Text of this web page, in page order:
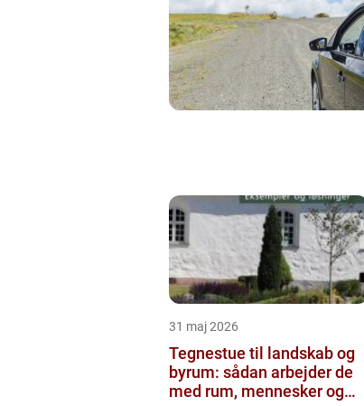
31 maj 2026
Tegnestue til landskab og
byrum: sådan arbejder de
med rum, mennesker og